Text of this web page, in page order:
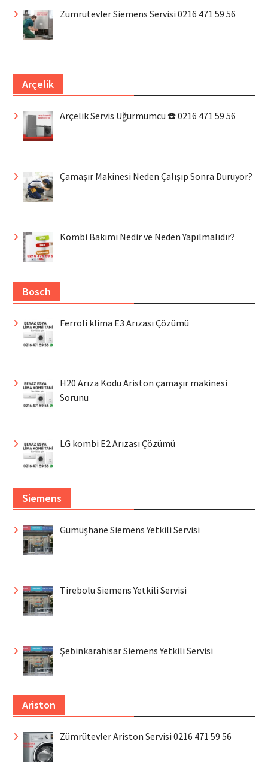
Zümrütevler Siemens Servisi 0216 471 59 56
Arçelik
Arçelik Servis Uğurmumcu ☎️ 0216 471 59 56
Çamaşır Makinesi Neden Çalışıp Sonra Duruyor?
Kombi Bakımı Nedir ve Neden Yapılmalıdır?
Bosch
Ferroli klima E3 Arızası Çözümü
H20 Arıza Kodu Ariston çamaşır makinesi
Sorunu
LG kombi E2 Arızası Çözümü
Siemens
Gümüşhane Siemens Yetkili Servisi
Tirebolu Siemens Yetkili Servisi
Şebinkarahisar Siemens Yetkili Servisi
Ariston
Zümrütevler Ariston Servisi 0216 471 59 56